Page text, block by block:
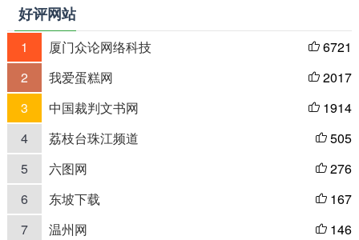
好评网站
1 厦门众论网络科技  6721
2
我爱蛋糕网  2017
3
中国裁判文书网  1914
4
荔枝台珠江频道  505
5
六图网  276
6
东坡下载  167
7
温州网  146